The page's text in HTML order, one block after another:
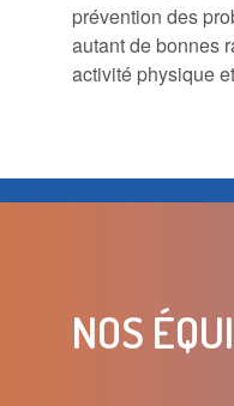
prévention des
autant de bonnes
activité physique
NOS